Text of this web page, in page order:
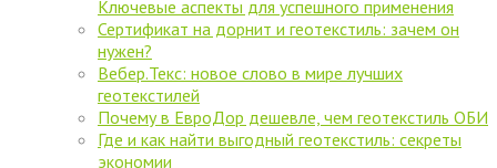
Ключевые аспекты для успешного применения
Сертификат на дорнит и геотекстиль: зачем он
нужен?
Вебер.Текс: новое слово в мире лучших
геотекстилей
Почему в ЕвроДор дешевле, чем геотекстиль ОБИ
Где и как найти выгодный геотекстиль: секреты
экономии